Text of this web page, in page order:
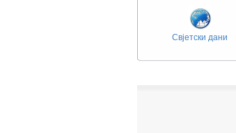
Свјетски дани